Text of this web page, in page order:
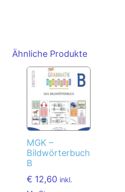
Ähnliche Produkte
MGK –
Bildwörterbuch
B
€ 12,60 inkl.